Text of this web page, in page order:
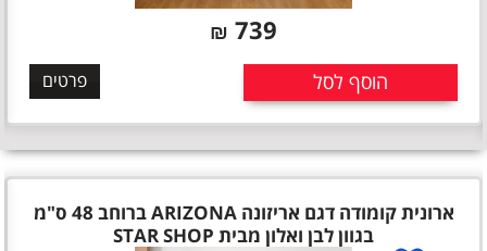
739
₪
הוסף לסל פרטים
ארונית קומודה דגם אריזונה ARIZONA ברוחב 48 ס"מ
בגוון לבן ואלון מבית STAR SHOP